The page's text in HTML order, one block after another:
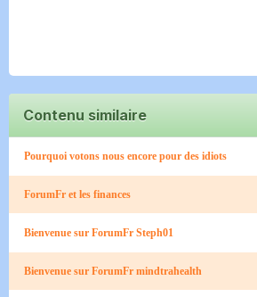
Contenu similaire
Pourquoi votons nous encore pour des idiots
ForumFr et les finances
Bienvenue sur ForumFr Steph01
Bienvenue sur ForumFr mindtrahealth